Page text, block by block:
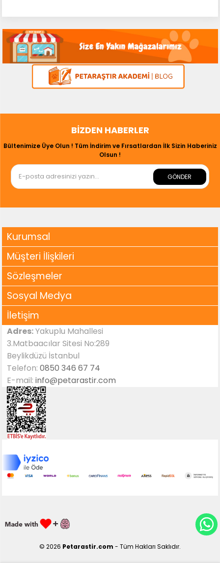
BIZDEN HABERLER
Bültenimize Üye Olun ! Tüm İndirim ve Fırsatlardan İlk Sizin Haberiniz
Olsun !
GÖNDER
Kurumsal
Müşteri İlişkileri
Sözleşmeler
Sosyal Medya
İletişim
Adres:Yakuplu Mahallesi
3.Matbaacılar Sitesi No:289
Beylikdüzü İstanbul
Telefon:0850 346 67 74
E-mail:info@petarastir.com
© 2026 Petarastir.com - Tüm Hakları Saklıdır.